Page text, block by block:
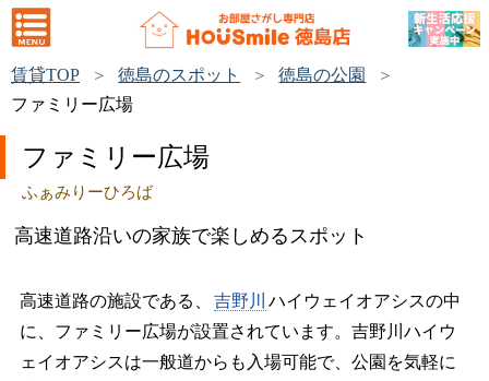
賃貸TOP 徳島のスポット
徳島の公園
ファミリー広場
ファミリー広場
ふぁみりーひろば
高速道路沿いの家族で楽しめるスポット
高速道路の施設である、 吉野川
ハイウェイオアシスの中
に、ファミリー広場が設置されています。吉野川ハイウ
ェイオアシスは一般道からも入場可能で、公園を気軽に